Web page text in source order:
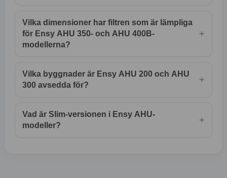
Vilka dimensioner har filtren som är lämpliga
för Ensy AHU 350- och AHU 400B-
modellerna?
+
Vilka byggnader är Ensy AHU 200 och AHU
300 avsedda för?
+
Vad är Slim-versionen i Ensy AHU-
modeller?
+